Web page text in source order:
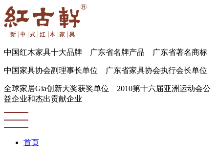
中国红木家具十大品牌 广东省名牌产品 广东省著名商标
中国家具协会副理事长单位 广东省家具协会执行会长单位
全球家居Gia创新大奖获奖单位 2010第十六届亚洲运动会公
益企业和杰出贡献企业
首页